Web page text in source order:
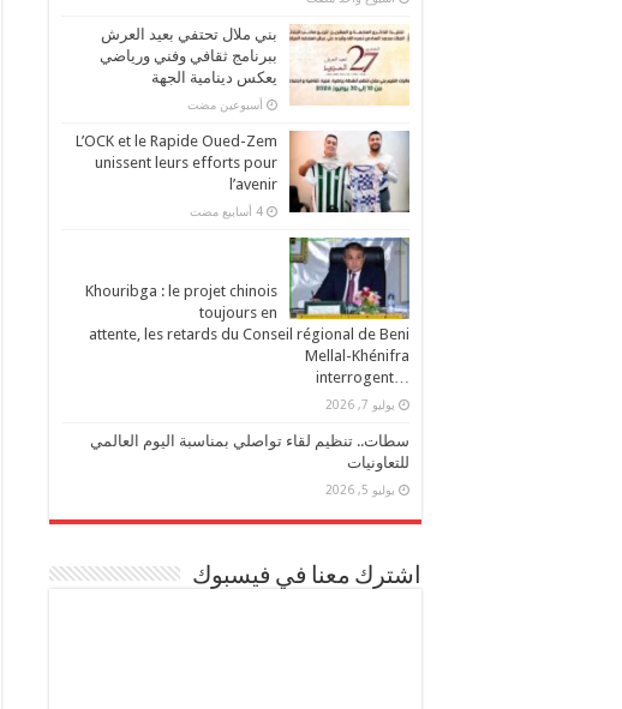
بني ملال تحتفي بعيد العرش
ببرنامج ثقافي وفني ورياضي
يعكس دينامية الجهة
‏أسبوعين مضت
L’OCK et le Rapide Oued-Zem
unissent leurs efforts pour
l’avenir
Khouribga : le projet chinois
toujours en
attente, les retards du Conseil régional de Beni
Mellal-Khénifra
…interrogent
يوليو 7, 2026
سطات.. تنظيم لقاء تواصلي بمناسبة اليوم العالمي
للتعاونيات
يوليو 5, 2026
اشترك معنا في فيسبوك